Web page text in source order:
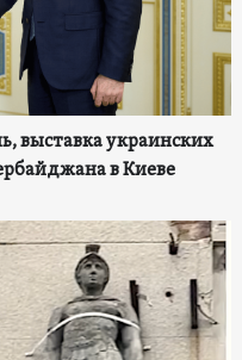
выставка украинских
в Киеве